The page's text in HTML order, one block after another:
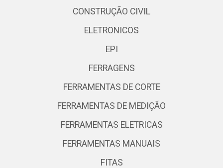
CONSTRUÇÃO CIVIL
ELETRONICOS
EPI
FERRAGENS
FERRAMENTAS DE CORTE
FERRAMENTAS DE MEDIÇÃO
FERRAMENTAS ELETRICAS
FERRAMENTAS MANUAIS
FITAS